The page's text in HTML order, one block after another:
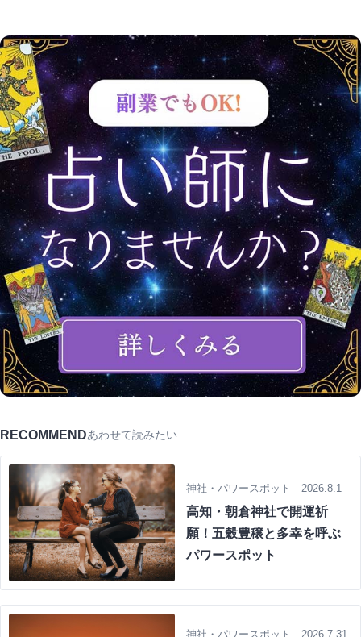
RECOMMENDあわせて読みたい
神社・パワースポット 2026.8.1
高知・朝倉神社で開運祈
願！五穀豊穣と多幸を呼ぶ
パワースポット
神社・パワースポット 2026.7.31